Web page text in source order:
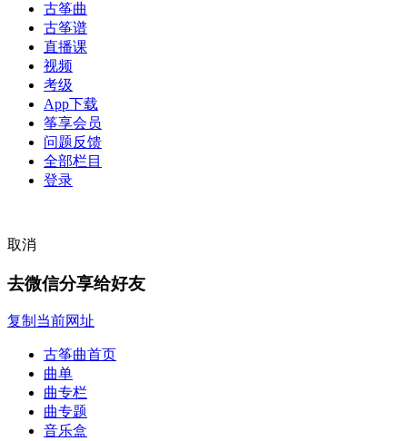
古筝曲
古筝谱
直播课
视频
考级
App下载
筝享会员
问题反馈
全部栏目
登录
取消
去微信分享给好友
复制当前网址
古筝曲首页
曲单
曲专栏
曲专题
音乐盒